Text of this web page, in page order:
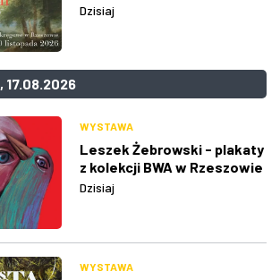
Dzisiaj
17.08.2026
WYSTAWA
Leszek Żebrowski - plakaty
z kolekcji BWA w Rzeszowie
Dzisiaj
WYSTAWA